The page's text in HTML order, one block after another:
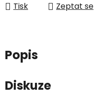
Tisk Zeptat se
Popis
Diskuze